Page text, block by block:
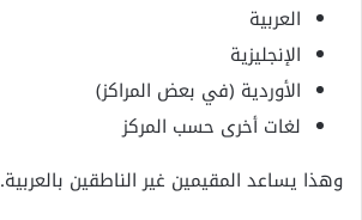
العربية
الإنجليزية
الأوردية (في بعض المراكز)
لغات أخرى حسب المركز
وهذا يساعد المقيمين غير الناطقين بالعربية.